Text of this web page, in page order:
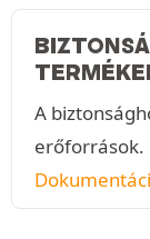
A
erőforrások.